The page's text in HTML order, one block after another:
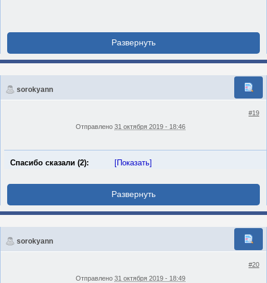
sorokyann
#19
Отправлено 31 октября 2019 - 18:46
Спасибо сказали (2): [Показать]
sorokyann
#20
Отправлено 31 октября 2019 - 18:49